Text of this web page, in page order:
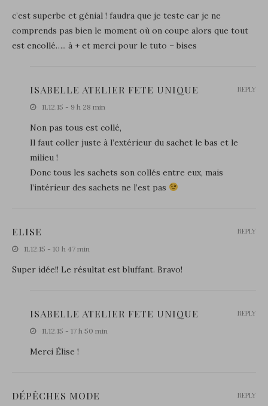
c’est superbe et génial ! faudra que je teste car je ne
comprends pas bien le moment où on coupe alors que tout
est encollé….. à + et merci pour le tuto – bises
ISABELLE ATELIER FETE UNIQUE
11.12.15 - 9 h 28 min
Non pas tous est collé,
Il faut coller juste à l’extérieur du sachet le bas et le
milieu !
Donc tous les sachets son collés entre eux, mais
l’intérieur des sachets ne l’est pas
REPLY
ELISE
11.12.15 - 10 h 47 min
Super idée!! Le résultat est bluffant. Bravo!
REPLY
ISABELLE ATELIER FETE UNIQUE
11.12.15 - 17 h 50 min
Merci Élise !
REPLY
DÉPÊCHES MODE REPLY